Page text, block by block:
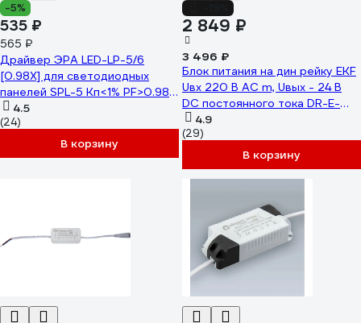
-5%
535 ₽
565 ₽
Драйвер ЭРА LED-LP-5/6
[0.98X] для светодиодных
панелей SPL-5 Кп<1% PF>0.98
Б0039417
4.5
(24)
В корзину
2 849 ₽
3 496 ₽
Блок питания на дин рейку EKF
Uвх 220 В AC m, Uвых - 24 В
DC постоянного тока DR-E-
120W-24
4.9
(29)
В корзину